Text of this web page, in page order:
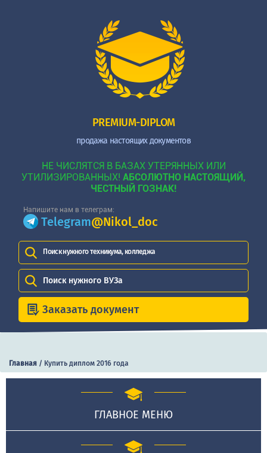
PREMIUM-DIPLOM
продажа настоящих документов
НЕ ЧИСЛЯТСЯ В БАЗАХ УТЕРЯННЫХ ИЛИ
УТИЛИЗИРОВАННЫХ! АБСОЛЮТНО НАСТОЯЩИЙ,
ЧЕСТНЫЙ ГОЗНАК!
Напишите нам в телеграм:
Telegram@Nikol_doc
Поиск нужного техникума, колледжа
Поиск нужного ВУЗа
Заказать документ
Главная / Купить диплом 2016 года
ГЛАВНОЕ МЕНЮ